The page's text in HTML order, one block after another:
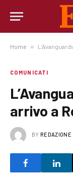
Home »
COMUNICATI
arrivo a
BY REDAZIONE